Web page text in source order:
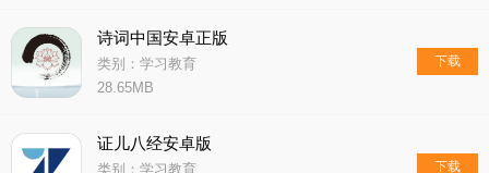
诗词中国安卓正版
类别：学习教育
28.65MB
下载
证儿八经安卓版
类别：学习教育 下载